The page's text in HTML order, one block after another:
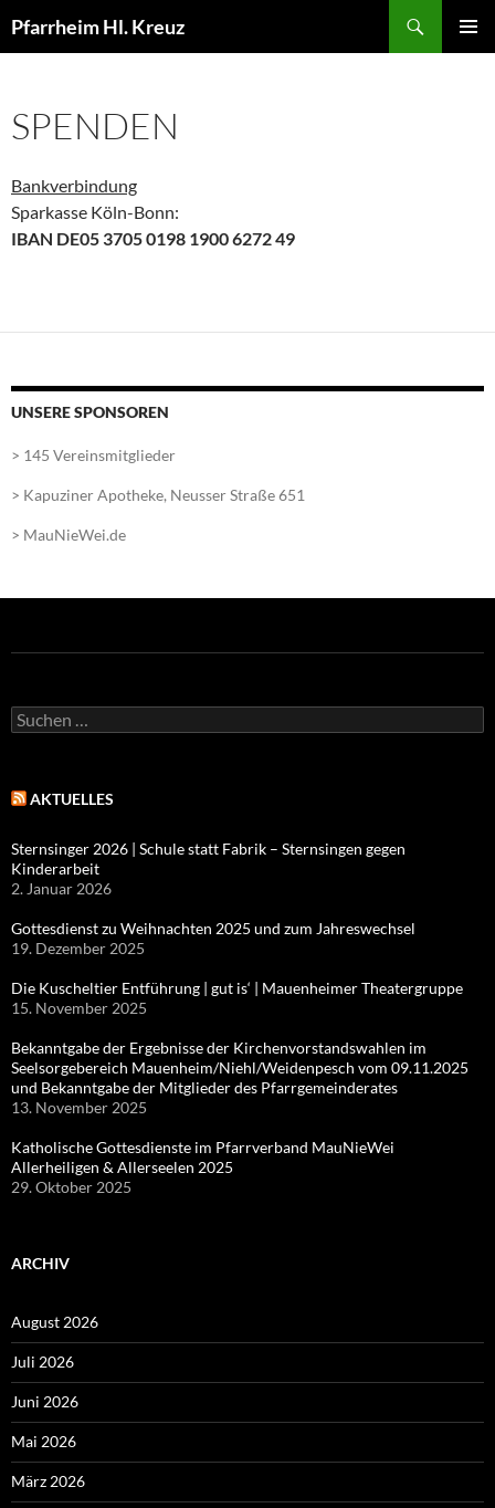
Inhalt
Pfarrheim Hl. Kreuz
SPENDEN
Bankverbindung
Sparkasse Köln-Bonn:
IBAN DE05 3705 0198 1900 6272 49
UNSERE SPONSOREN
> 145 Vereinsmitglieder
> Kapuziner Apotheke, Neusser Straße 651
> MauNieWei.de
Suchen
nach:
AKTUELLES
Sternsinger 2026 | Schule statt Fabrik – Sternsingen gegen
Kinderarbeit
2. Januar 2026
Gottesdienst zu Weihnachten 2025 und zum Jahreswechsel
19. Dezember 2025
Die Kuscheltier Entführung | gut is‘ | Mauenheimer Theatergruppe
15. November 2025
Bekanntgabe der Ergebnisse der Kirchenvorstandswahlen im
Seelsorgebereich Mauenheim/Niehl/Weidenpesch vom 09.11.2025
und Bekanntgabe der Mitglieder des Pfarrgemeinderates
13. November 2025
Katholische Gottesdienste im Pfarrverband MauNieWei
Allerheiligen & Allerseelen 2025
29. Oktober 2025
ARCHIV
August 2026
Juli 2026
Juni 2026
Mai 2026
März 2026